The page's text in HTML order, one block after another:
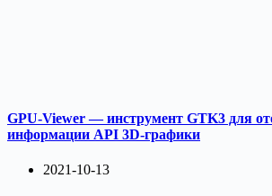
GPU-Viewer — инструмент GTK3 для
информации API 3D-графики
2021-10-13